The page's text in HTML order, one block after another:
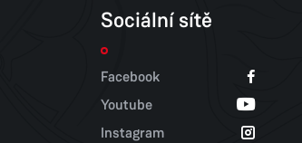
Sociální sítě
Facebook
Youtube
Instagram